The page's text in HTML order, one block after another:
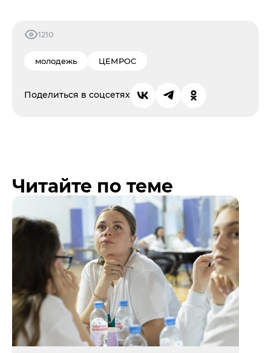
1210
молодежь ЦЕМРОС
Поделиться в соцсетях
Читайте по теме